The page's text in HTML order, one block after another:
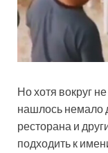
Но хотя вокруг
нашлось немало
ресторана и
подходить к